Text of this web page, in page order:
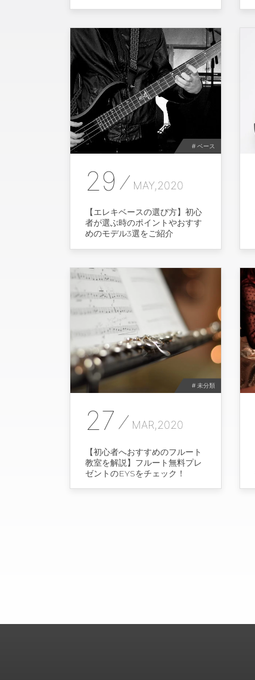
# ベース
29 MAY,2020
【エレキベースの選び方】初心
者が選ぶ時のポイントやおすす
めのモデル3選をご紹介
# 未分類
27 MAR,2020
【初心者へおすすめのフルート
教室を解説】フルート無料プレ
ゼントのEYSをチェック！